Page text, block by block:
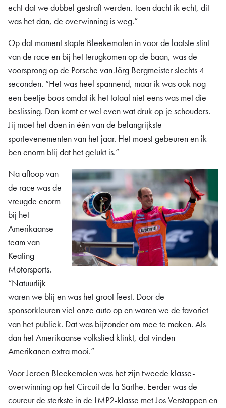
echt dat we dubbel gestraft werden. Toen dacht ik echt, dit
was het dan, de overwinning is weg.”
Op dat moment stapte Bleekemolen in voor de laatste stint
van de race en bij het terugkomen op de baan, was de
voorsprong op de Porsche van Jörg Bergmeister slechts 4
seconden. “Het was heel spannend, maar ik was ook nog
een beetje boos omdat ik het totaal niet eens was met die
beslissing. Dan komt er wel even wat druk op je schouders.
Jij moet het doen in één van de belangrijkste
sportevenementen van het jaar. Het moest gebeuren en ik
ben enorm blij dat het gelukt is.”
Na afloop van
de race was de
vreugde enorm
bij het
Amerikaanse
team van
Keating
Motorsports.
“Natuurlijk
waren we blij en was het groot feest. Door de
sponsorkleuren viel onze auto op en waren we de favoriet
van het publiek. Dat was bijzonder om mee te maken. Als
dan het Amerikaanse volkslied klinkt, dat vinden
Amerikanen extra mooi.”
Voor Jeroen Bleekemolen was het zijn tweede klasse-
overwinning op het Circuit de la Sarthe. Eerder was de
coureur de sterkste in de LMP2-klasse met Jos Verstappen en